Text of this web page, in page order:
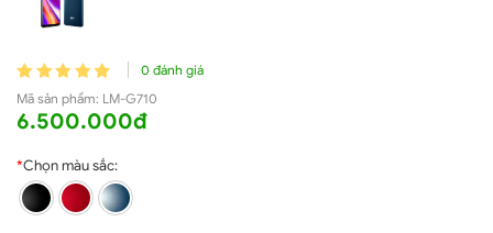
0 đánh giá
Mã sản phẩm: LM-G710
6.500.000đ
*Chọn màu sắc: